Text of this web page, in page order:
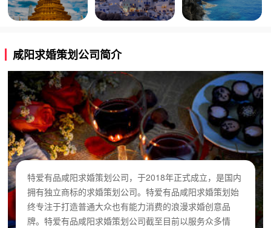
咸阳求婚策划公司简介
特爱有品咸阳求婚策划公司，于2018年正式成立，是国内
拥有独立商标的求婚策划公司。特爱有品咸阳求婚策划始
终专注于打造普通大众也有能力消费的浪漫求婚创意品
牌。特爱有品咸阳求婚策划公司截至目前以服务众多情